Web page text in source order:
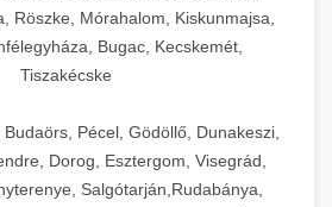
Röszke, Mórahalom, Kiskunmajsa,
Bugac, Kecskemét,
Tiszakécske
Pécel, Gödöllő, Dunakeszi,
Dorog, Esztergom, Visegrád,
Salgótarján,Rudabánya,